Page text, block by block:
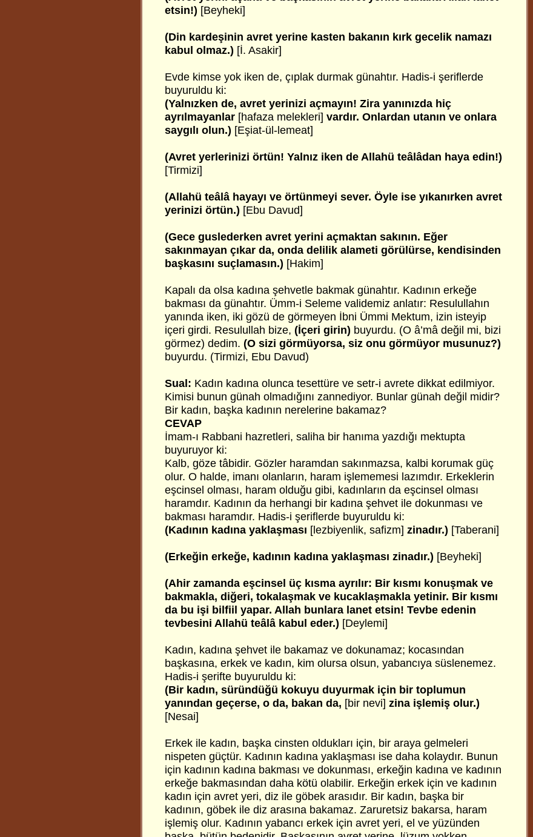
etsin!) [Beyheki]
(Din kardeşinin avret yerine kasten bakanın kırk gecelik namazı
kabul olmaz.) [İ. Asakir]
Evde kimse yok iken de, çıplak durmak günahtır. Hadis-i şeriflerde
buyuruldu ki:
(Yalnızken de, avret yerinizi açmayın! Zira yanınızda hiç
ayrılmayanlar [hafaza melekleri] vardır. Onlardan utanın ve onlara
saygılı olun.) [Eşiat-ül-lemeat]
(Avret yerlerinizi örtün! Yalnız iken de Allahü teâlâdan haya edin!)
[Tirmizi]
(Allahü teâlâ hayayı ve örtünmeyi sever. Öyle ise yıkanırken avret
yerinizi örtün.) [Ebu Davud]
(Gece guslederken avret yerini açmaktan sakının. Eğer
sakınmayan çıkar da, onda delilik alameti görülürse, kendisinden
başkasını suçlamasın.) [Hakim]
Kapalı da olsa kadına şehvetle bakmak günahtır. Kadının erkeğe
bakması da günahtır. Ümm-i Seleme validemiz anlatır: Resulullahın
yanında iken, iki gözü de görmeyen İbni Ümmi Mektum, izin isteyip
içeri girdi. Resulullah bize, (İçeri girin) buyurdu. (O â’mâ değil mi, bizi
görmez) dedim. (O sizi görmüyorsa, siz onu görmüyor musunuz?)
buyurdu. (Tirmizi, Ebu Davud)
Sual: Kadın kadına olunca tesettüre ve setr-i avrete dikkat edilmiyor.
Kimisi bunun günah olmadığını zannediyor. Bunlar günah değil midir?
Bir kadın, başka kadının nerelerine bakamaz?
CEVAP
İmam-ı Rabbani hazretleri, saliha bir hanıma yazdığı mektupta
buyuruyor ki:
Kalb, göze tâbidir. Gözler haramdan sakınmazsa, kalbi korumak güç
olur. O halde, imanı olanların, haram işlememesi lazımdır. Erkeklerin
eşcinsel olması, haram olduğu gibi, kadınların da eşcinsel olması
haramdır. Kadının da herhangi bir kadına şehvet ile dokunması ve
bakması haramdır. Hadis-i şeriflerde buyuruldu ki:
(Kadının kadına yaklaşması [lezbiyenlik, safizm] zinadır.) [Taberani]
(Erkeğin erkeğe, kadının kadına yaklaşması zinadır.) [Beyheki]
(Ahir zamanda eşcinsel üç kısma ayrılır: Bir kısmı konuşmak ve
bakmakla, diğeri, tokalaşmak ve kucaklaşmakla yetinir. Bir kısmı
da bu işi bilfiil yapar. Allah bunlara lanet etsin! Tevbe edenin
tevbesini Allahü teâlâ kabul eder.) [Deylemi]
Kadın, kadına şehvet ile bakamaz ve dokunamaz; kocasından
başkasına, erkek ve kadın, kim olursa olsun, yabancıya süslenemez.
Hadis-i şerifte buyuruldu ki:
(Bir kadın, süründüğü kokuyu duyurmak için bir toplumun
yanından geçerse, o da, bakan da, [bir nevi] zina işlemiş olur.)
[Nesai]
Erkek ile kadın, başka cinsten oldukları için, bir araya gelmeleri
nispeten güçtür. Kadının kadına yaklaşması ise daha kolaydır. Bunun
için kadının kadına bakması ve dokunması, erkeğin kadına ve kadının
erkeğe bakmasından daha kötü olabilir. Erkeğin erkek için ve kadının
kadın için avret yeri, diz ile göbek arasıdır. Bir kadın, başka bir
kadının, göbek ile diz arasına bakamaz. Zaruretsiz bakarsa, haram
işlemiş olur. Kadının yabancı erkek için avret yeri, el ve yüzünden